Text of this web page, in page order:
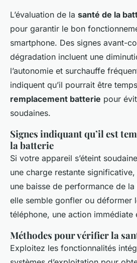
L’évaluation de la santé de la
pour garantir le bon
smartphone. Des signes avant-
dégradation incluent une
l’autonomie et surchauffe
indiquent qu’il pourrait être
remplacement batterie pour
soudaines.
Signes indiquant qu’il est
la batterie
Si votre appareil s’éteint
une charge restante
une baisse de performance de
elle semble gonfler ou déformer
téléphone, une action immédiate
Méthodes pour vérifier la
Exploitez les fonctionnalités